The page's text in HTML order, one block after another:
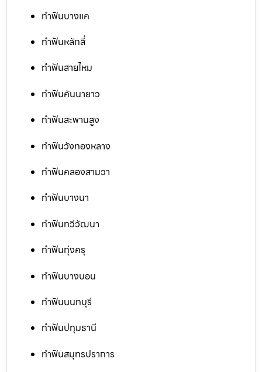
ทำฟันบางแค
ทำฟันหลักสี่
ทำฟันสายไหม
ทำฟันคันนายาว
ทำฟันสะพานสูง
ทำฟันวังทองหลาง
ทำฟันคลองสามวา
ทำฟันบางนา
ทำฟันทวีวัฒนา
ทำฟันทุ่งครุ
ทำฟันบางบอน
ทำฟันนนทบุรี
ทำฟันปทุมธานี
ทำฟันสมุทรปราการ